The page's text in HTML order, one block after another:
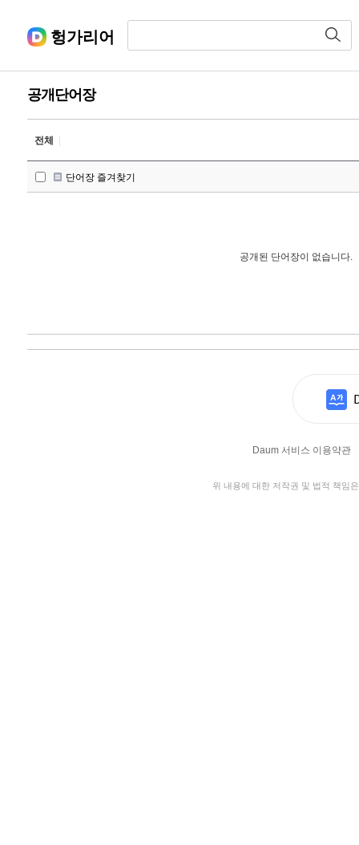
헝가리어
공개단어장
전체
단어장 즐겨찾기
공개된 단어장이 없습니다.
Daum 서비스 이용약관
위 내용에 대한 저작권 및 법적 책임